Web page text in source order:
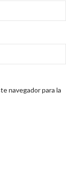
navegador para la